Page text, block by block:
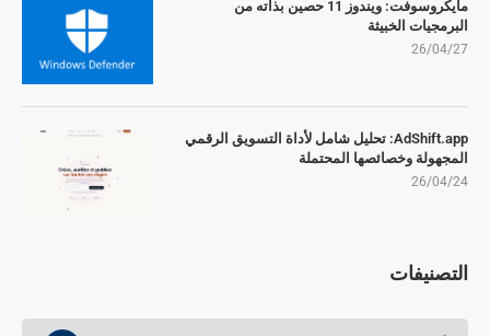
مايكروسوفت: ويندوز 11 حصين بذاته من
البرمجيات الخبيثة
26/04/27
AdShift.app: تحليل شامل لأداة التسويق الرقمي
المجهولة وخصائصها المحتملة
26/04/24
التصنيفات